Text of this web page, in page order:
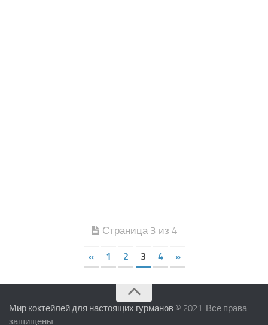
Страница 3 из 4
« 1 2 3 4 »
Мир коктейлей для настоящих гурманов © 2021. Все права
защищены.